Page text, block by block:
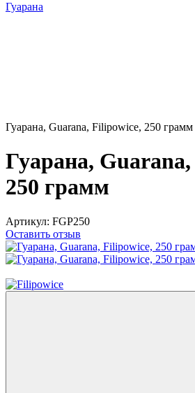
Гуарана
Гуарана, Guarana, Filipowice, 250 грамм
Гуарана,
250 грамм
Артикул: FGP250
Оставить отзыв